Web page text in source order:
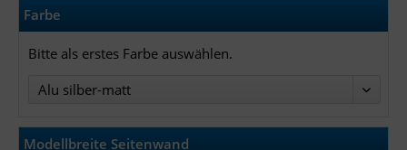
Farbe
Bitte als erstes Farbe auswählen.
Modellbreite Seitenwand